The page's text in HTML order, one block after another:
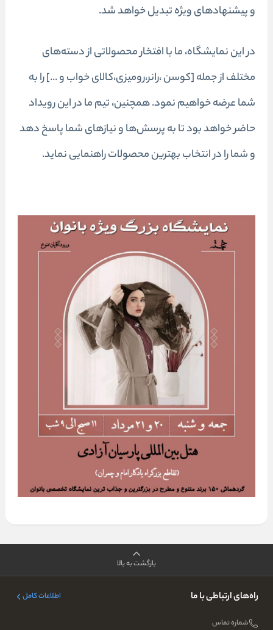
و پیشنهادهای ویژه تبدیل خواهد شد.
در این نمایشگاه، ما با افتخار محصولاتی از دسته‌های
مختلف از جمله [کوسن،رانر،رومیزی،کالای خواب و ...] را به
شما عرضه خواهیم نمود. همچنین، تیم ما در این رویداد
حاضر خواهد بود تا به پرسش‌ها و نیازهای شما پاسخ دهد
و شما را در انتخاب بهترین محصولات راهنمایی نماید.
بازگشت به بالا
راه‌های ارتباطی با ما اطلاعات کامل
شماره تماس